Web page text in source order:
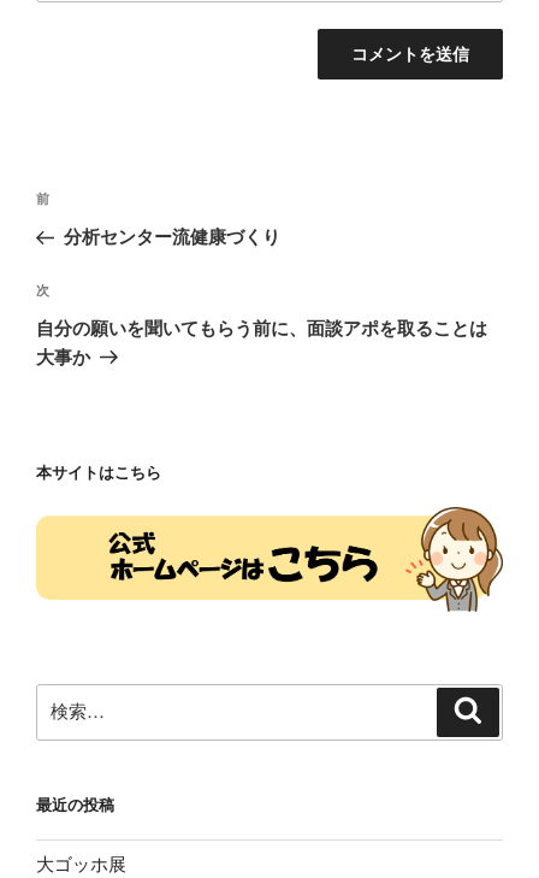
投
ナ
ビ
ゲ
ー
前
の
稿
前
分析センター流健康づくり
次
の
投
次
自分の願いを聞いてもらう前に、面談アポを取ることは
大事か
本サイトはこちら
索:
最近の投稿
大ゴッホ展